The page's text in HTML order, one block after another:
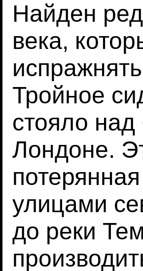
Найден
века,
Тройное
стояло
Лондоне.
улицами
до реки